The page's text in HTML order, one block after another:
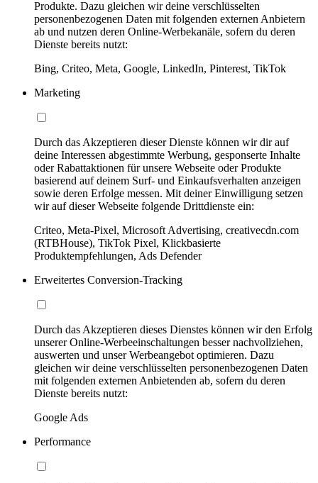
Produkte. Dazu gleichen wir deine verschlüsselten
personenbezogenen Daten mit folgenden externen Anbietern
ab und nutzen deren Online-Werbekanäle, sofern du deren
Dienste bereits nutzt:
Bing, Criteo, Meta, Google, LinkedIn, Pinterest, TikTok
Marketing
Durch das Akzeptieren dieser Dienste können wir dir auf
deine Interessen abgestimmte Werbung, gesponserte Inhalte
oder Rabattaktionen für unsere Webseite oder Produkte
basierend auf deinem Surf- und Einkaufsverhalten anzeigen
sowie deren Erfolge messen. Mit deiner Einwilligung setzen
wir auf dieser Webseite folgende Drittdienste ein:
Criteo, Meta-Pixel, Microsoft Advertising, creativecdn.com
(RTBHouse), TikTok Pixel, Klickbasierte
Produktempfehlungen, Ads Defender
Erweitertes Conversion-Tracking
Durch das Akzeptieren dieses Dienstes können wir den Erfolg
unserer Online-Werbeeinschaltungen besser nachvollziehen,
auswerten und unser Werbeangebot optimieren. Dazu
gleichen wir deine verschlüsselten personenbezogenen Daten
mit folgenden externen Anbietenden ab, sofern du deren
Dienste bereits nutzt:
Google Ads
Performance